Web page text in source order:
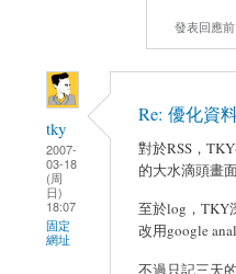
發表回應
tky
2007-
03-18
(周
日)
18:07
固定
網址
Re: 優化資
對於RSS，
的大水滴頭畫
至於log，TKY
改用google
不過只記三天